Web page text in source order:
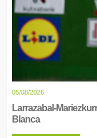
05/08/2026
Larrazabal-
Blanca